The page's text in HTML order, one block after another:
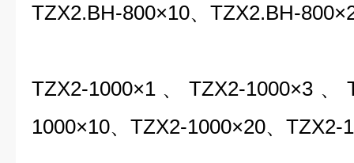
TZX2.BH-800×10、 TZX2.BH-
TZX2-1000×1 、TZX2-1000×3 、
1000×10、 TZX2-1000×20、 TZX2-